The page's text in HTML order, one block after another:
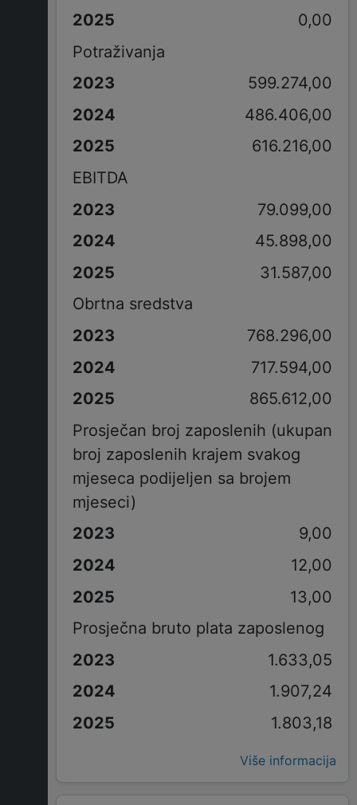
0,00
Potraživanja
599.274,00
486.406,00
616.216,00
EBITDA
79.099,00
45.898,00
31.587,00
Obrtna sredstva
768.296,00
717.594,00
865.612,00
Prosječan broj zaposlenih (ukupan
broj zaposlenih krajem svakog
mjeseca podijeljen sa brojem
mjeseci)
9,00
12,00
13,00
Prosječna bruto plata zaposlenog
1.633,05
1.907,24
1.803,18
Više informacija